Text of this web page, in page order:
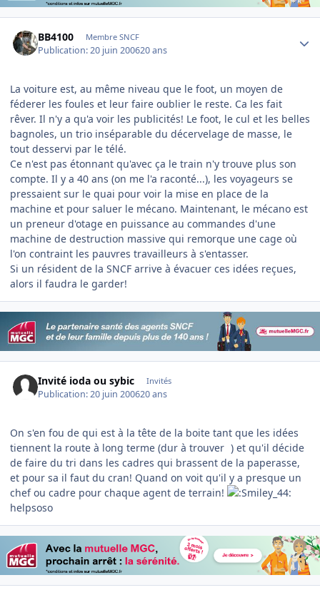
BB4100 Membre SNCF
Publication:20 juin 200620 ans
La voiture est, au même niveau que le foot, un moyen de
féderer les foules et leur faire oublier le reste. Ca les fait
rêver. Il n'y a qu'a voir les publicités! Le foot, le cul et les belles
bagnoles, un trio inséparable du décervelage de masse, le
tout desservi par le télé.
Ce n'est pas étonnant qu'avec ça le train n'y trouve plus son
compte. Il y a 40 ans (on me l'a raconté...), les voyageurs se
pressaient sur le quai pour voir la mise en place de la
machine et pour saluer le mécano. Maintenant, le mécano est
un preneur d'otage en puissance au commandes d'une
machine de destruction massive qui remorque une cage où
l'on contraint les pauvres travailleurs à s'entasser.
Si un résident de la SNCF arrive à évacuer ces idées reçues,
alors il faudra le garder!
Invité ioda ou sybic Invités
Publication:20 juin 200620 ans
On s'en fou de qui est à la tête de la boite tant que les idées
tiennent la route à long terme (dur à trouver ) et qu'il décide
de faire du tri dans les cadres qui brassent de la paperasse,
et pour sa il faut du cran! Quand on voit qu'il y a presque un
chef ou cadre pour chaque agent de terrain!
helpsoso